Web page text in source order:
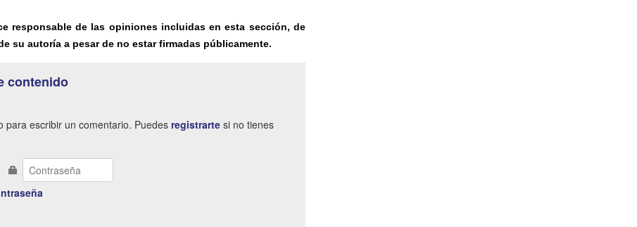
responsable de las opiniones incluidas en esta sección, de
su autoría a pesar de no estar firmadas públicamente.
contenido
para escribir un comentario. Puedes registrarte si no tienes